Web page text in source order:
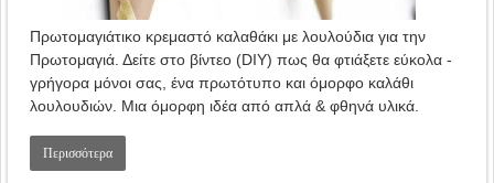
Πρωτομαγιάτικο κρεμαστό καλαθάκι με λουλούδια για την
Πρωτομαγιά. Δείτε στο βίντεο (DIY) πως θα φτιάξετε εύκολα -
γρήγορα μόνοι σας, ένα πρωτότυπο και όμορφο καλάθι
λουλουδιών. Μια όμορφη ιδέα από απλά & φθηνά υλικά.
Περισσότερα